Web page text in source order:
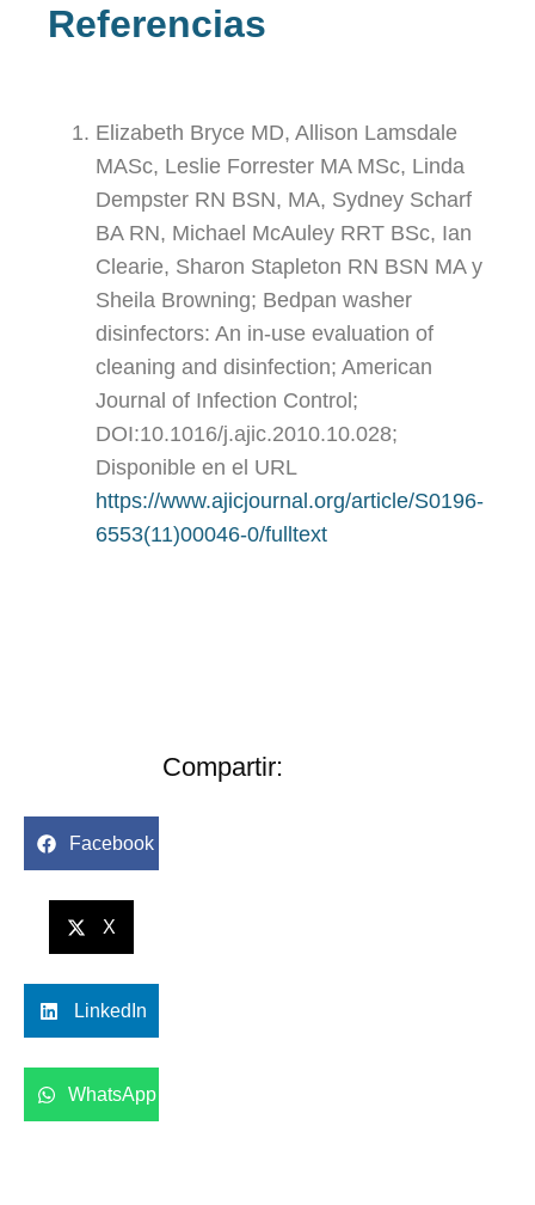
Referencias
Elizabeth Bryce MD, Allison Lamsdale
MASc, Leslie Forrester MA MSc, Linda
Dempster RN BSN, MA, Sydney Scharf
BA RN, Michael McAuley RRT BSc, Ian
Clearie, Sharon Stapleton RN BSN MA y
Sheila Browning; Bedpan washer
disinfectors: An in-use evaluation of
cleaning and disinfection; American
Journal of Infection Control;
DOI:10.1016/j.ajic.2010.10.028;
Disponible en el URL
https://www.ajicjournal.org/article/S0196-
6553(11)00046-0/fulltext
Compartir:
Facebook
X
LinkedIn
WhatsApp